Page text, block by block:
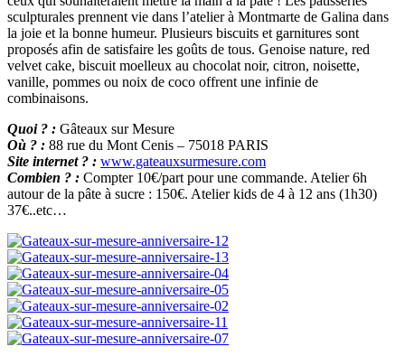
sculpturales prennent vie dans l’atelier à Montmarte de Galina dans
la joie et la bonne humeur. Plusieurs biscuits et garnitures sont
proposés afin de satisfaire les goûts de tous. Genoise nature, red
velvet cake, biscuit moelleux au chocolat noir, citron, noisette,
vanille, pommes ou noix de coco offrent une infinie de
combinaisons.
Quoi ? : Gâteaux sur Mesure
Où ? : 88 rue du Mont Cenis – 75018 PARIS
Site internet ? : www.gateauxsurmesure.com
Combien ? : Compter 10€/part pour une commande. Atelier 6h
autour de la pâte à sucre : 150€. Atelier kids de 4 à 12 ans (1h30)
37€..etc…